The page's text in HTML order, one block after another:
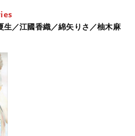
生／江國香織／綿矢りさ／柚木麻